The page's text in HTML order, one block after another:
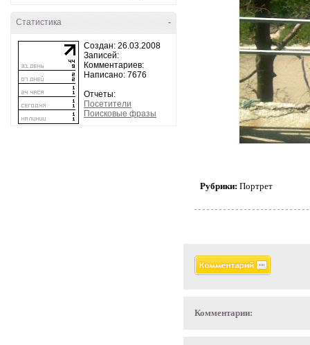
-
Статистика
Создан: 26.03.2008
Записей:
Комментариев:
Написано: 7676
Отчеты:
Посетители
Поисковые фразы
Рубрики: Портрет
Комментарии: